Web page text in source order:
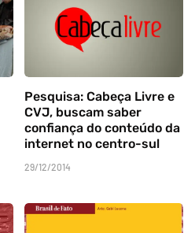
Pesquisa: Cabeça Livre e
CVJ, buscam saber
confiança do conteúdo da
internet no centro-sul
29/12/2014